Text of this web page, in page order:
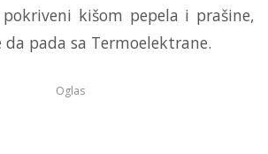
kišom pepela i prašine,
pada sa Termoelektrane.
Oglas